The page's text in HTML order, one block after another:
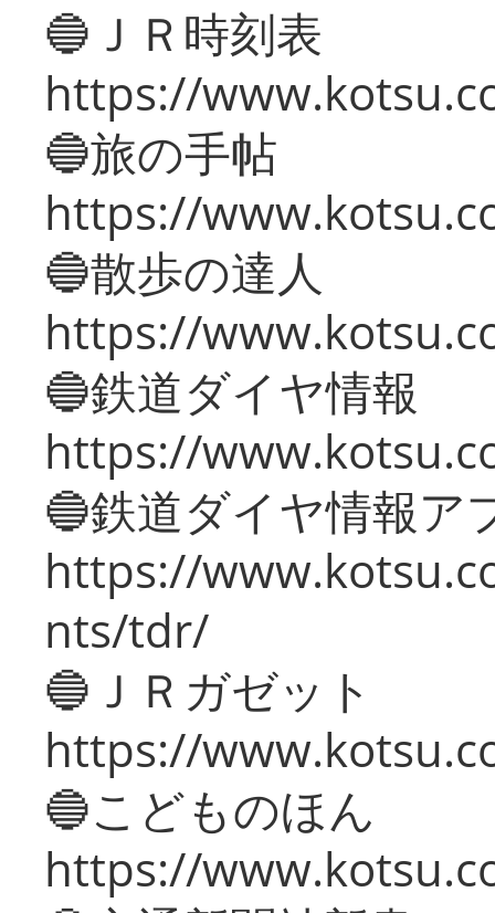
🔵ＪＲ時刻表
https://
🔵旅の手帖
https://
🔵散歩の達人
https://
🔵鉄道ダイヤ情報
https://
🔵鉄道ダイヤ情報ア
https://
nts/tdr/
🔵ＪＲガゼット
https://
🔵こどものほん
https://